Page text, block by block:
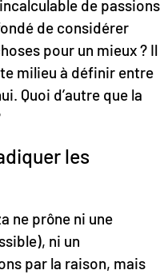
de passions
de considérer
pour un mieux ? Il
milieu à définir entre
Quoi d’autre que la
les
ne prône ni une
ni un
par la raison, mais